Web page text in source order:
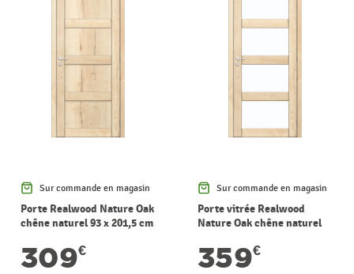
Sur commande en magasin
Porte Realwood Nature Oak
chêne naturel 93 x 201,5 cm
309€
Sur commande en magasin
Porte vitrée Realwood
Nature Oak chêne naturel
THYS
359€